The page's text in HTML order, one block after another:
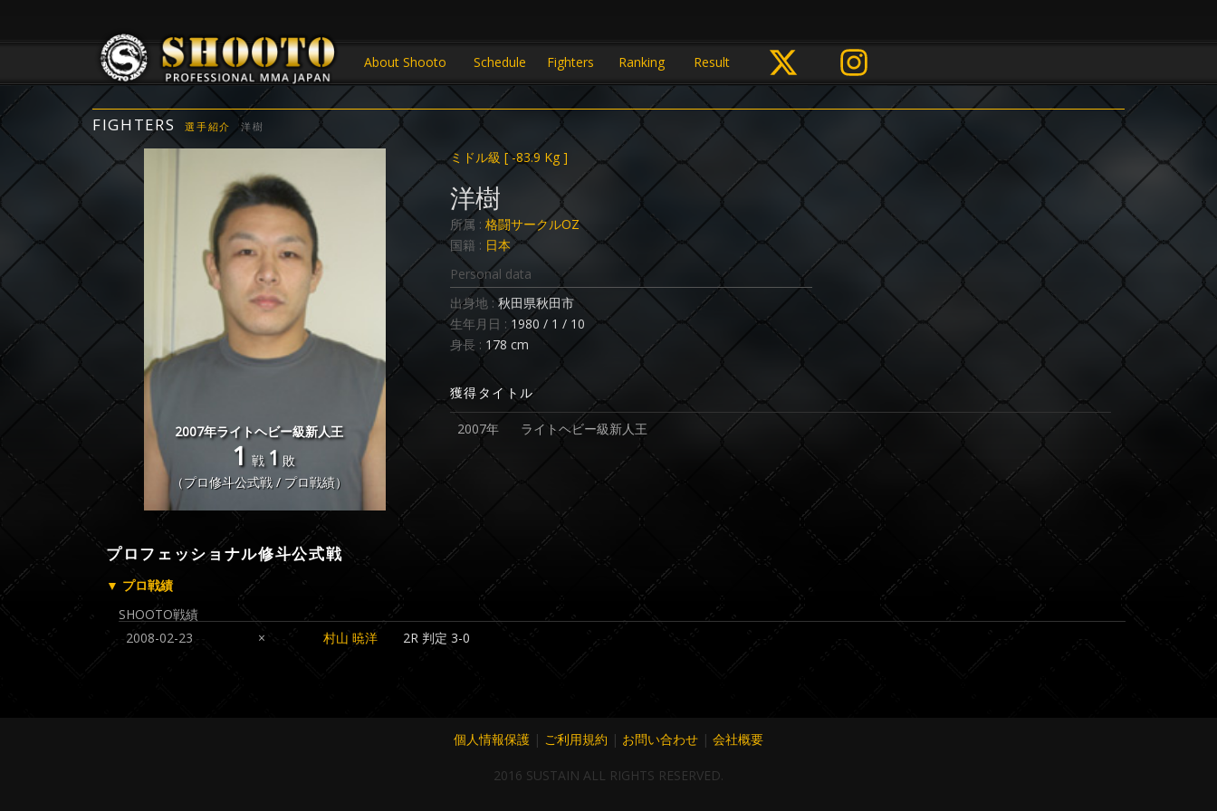
About Shooto Schedule Fighters Ranking Result
FIGHTERS 選手紹介 洋樹
2007年ライトヘビー級新人王
1 戦 1 敗
（プロ修斗公式戦 / プロ戦績）
ミドル級 [ -83.9 Kg ]
洋樹
所属 : 格闘サークルOZ
国籍 : 日本
Personal data
出身地 : 秋田県秋田市
生年月日 : 1980 / 1 / 10
身長 : 178 cm
獲得タイトル
2007年 ライトヘビー級新人王
プロフェッショナル修斗公式戦
▼ プロ戦績
SHOOTO戦績
2008-02-23
× 村山 暁洋 2R 判定 3-0
個人情報保護 | ご利用規約 | お問い合わせ | 会社概要
2016 SUSTAIN ALL RIGHTS RESERVED.